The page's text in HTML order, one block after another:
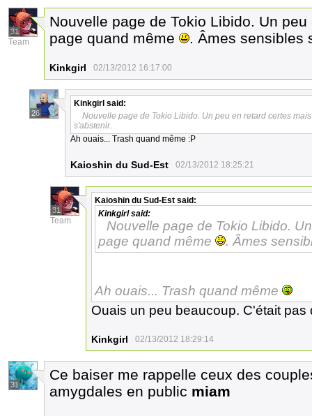
31
Team
Nouvelle page de Tokio Libido. Un
page quand même
. Âmes sensibles
Kinkgirl 02/13/2012 16:17:00
26
Kinkgirl said:
Nouvelle page de Tokio Libido. Un peu en retard certes
s'abstenir.
Ah ouais... Trash quand même :P
Kaioshin du Sud-Est 02/13/2012 18:25:21
31
Team
Kaioshin du Sud-Est said:
Kinkgirlsaid:
Nouvelle page de Tokio Libido.
page quand même
. Âmes
Ah ouais... Trash quand même
Ouais un peu beaucoup. C'était pas
Kinkgirl 02/13/2012 18:29:14
31
Ce baiser me rappelle ceux des
amygdales en public miam